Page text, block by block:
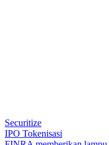
Securitize
IPO Tokenisasi